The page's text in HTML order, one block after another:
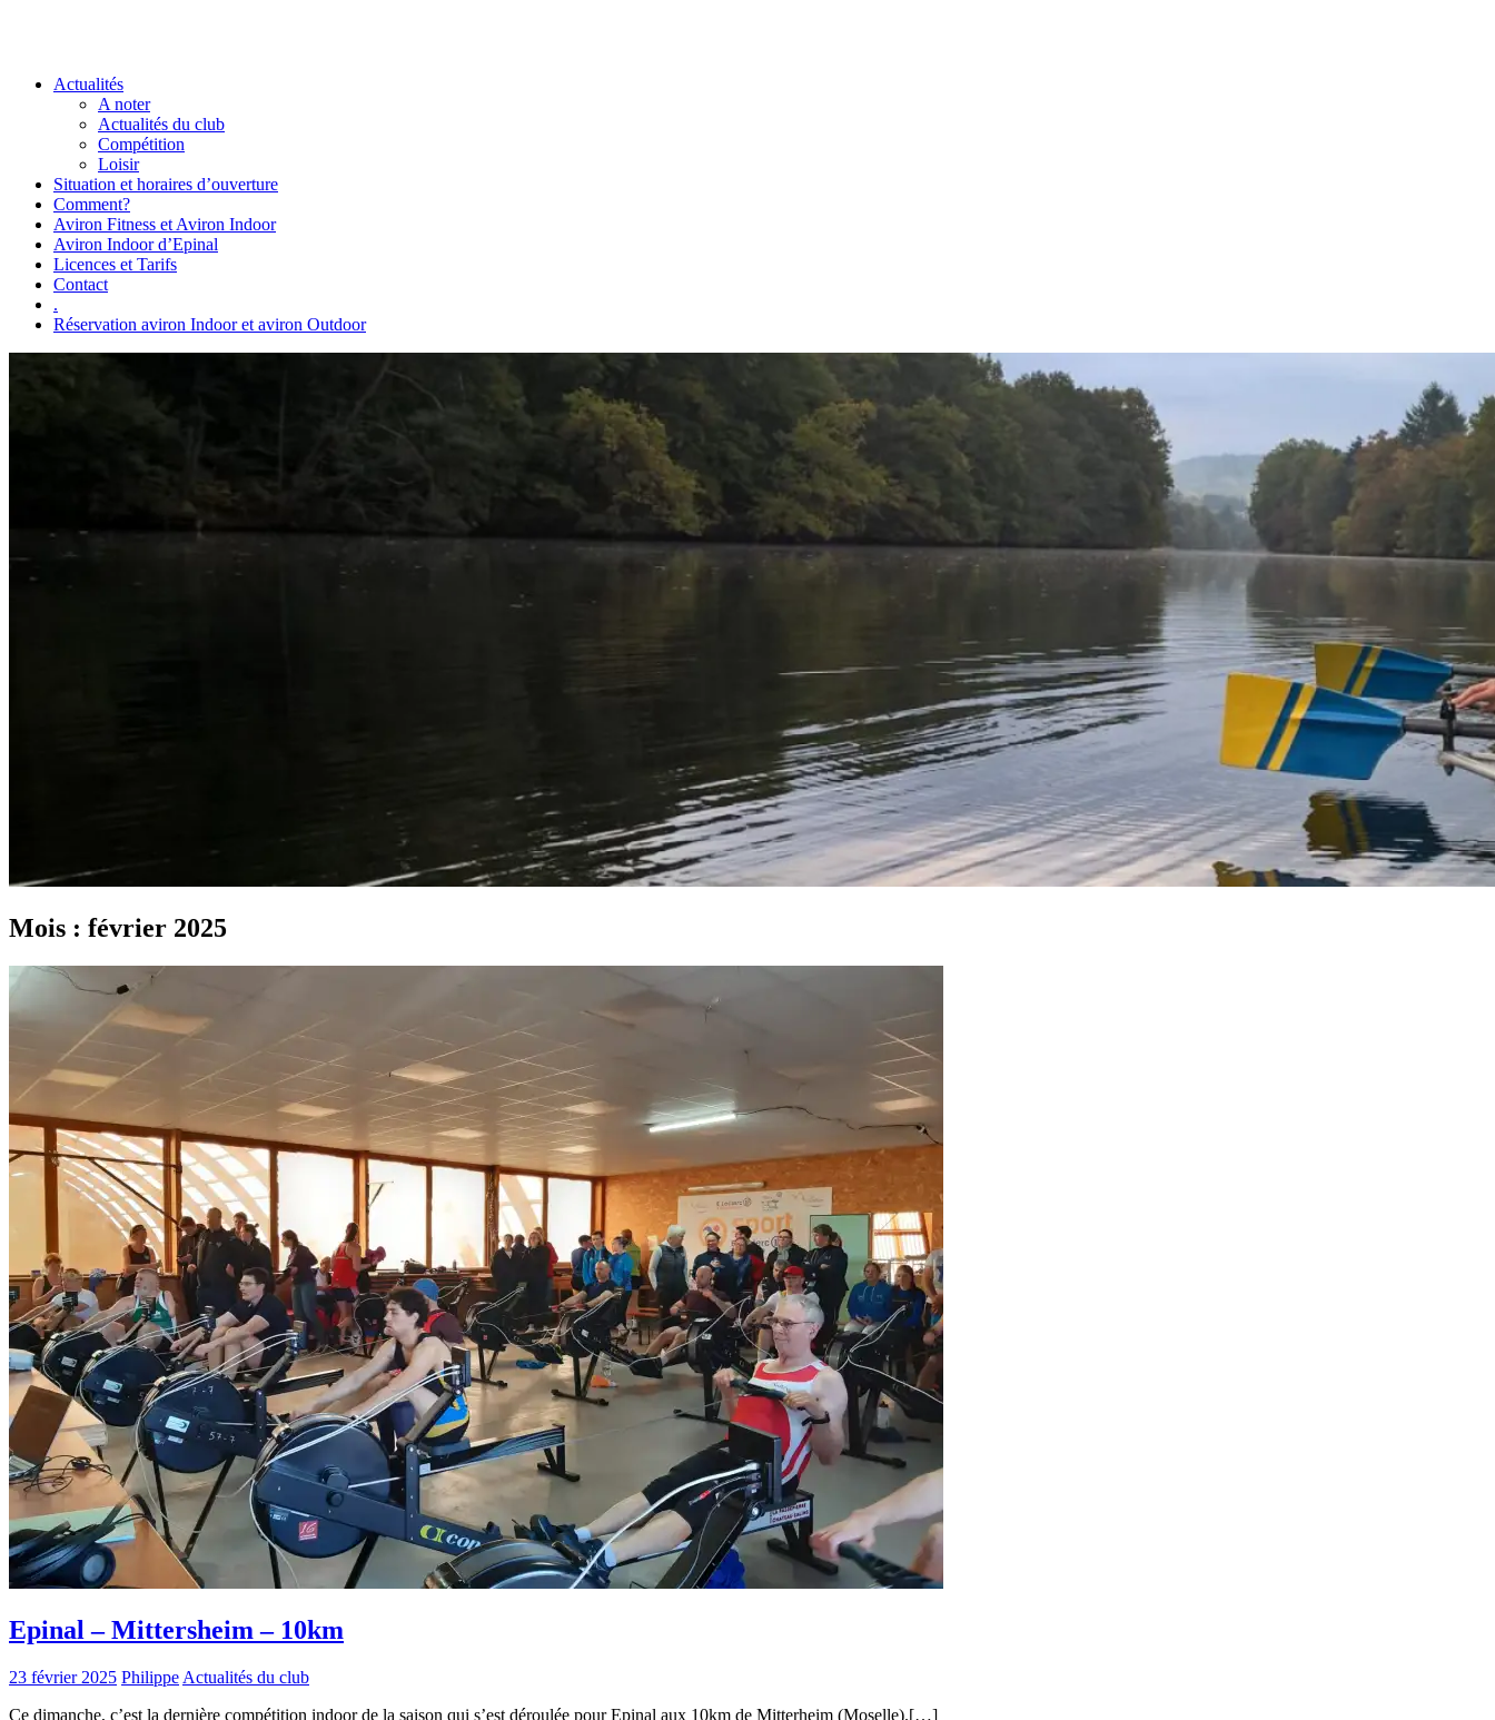
Actualités
A noter
Actualités du club
Compétition
Loisir
Situation et horaires d’ouverture
Comment?
Aviron Fitness et Aviron Indoor
Aviron Indoor d’Epinal
Licences et Tarifs
Contact
.
Réservation aviron Indoor et aviron Outdoor
Mois : février 2025
Epinal – Mittersheim – 10km
23 février 2025 Philippe Actualités du club
Ce dimanche, c’est la dernière compétition indoor de la saison qui s’est déroulée pour Epinal aux 10km de Mitterheim (Moselle).[…]